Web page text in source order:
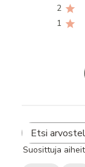
2
1
Suosittuja